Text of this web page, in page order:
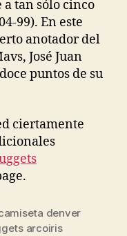
tan sólo cinco
99). En este
anotador del
José Juan
puntos de su
ciertamente
denver
arcoiris